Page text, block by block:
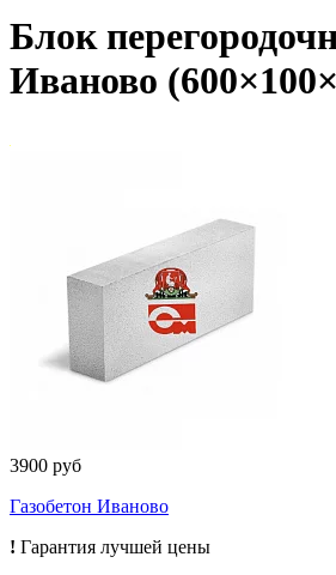
Блок
Иваново
3900 руб
Газобетон Иваново
! Гарантия лучшей цены